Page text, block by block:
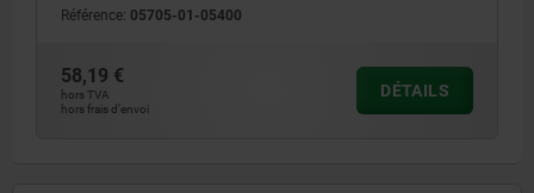
Référence: 05705-01-05400
58,19 €
hors TVA
hors frais d’envoi
DÉTAILS